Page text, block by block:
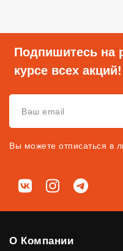
Подпишитесь на
курсе всех акций!
Вы можете отписаться в
Мы в соц. сетях
ВКонтактеInstagramTelegram
О Компании